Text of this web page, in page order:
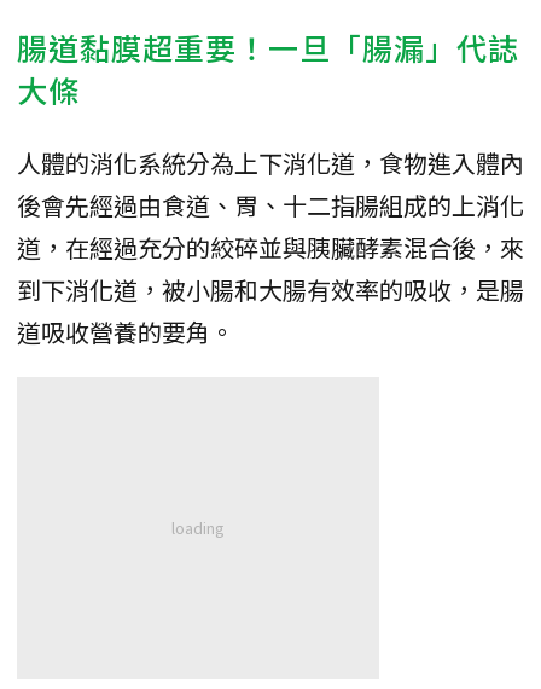
腸道黏膜超重要！一旦「腸漏」代誌
大條
人體的消化系統分為上下消化道，食物進入體內
後會先經過由食道、胃、十二指腸組成的上消化
道，在經過充分的絞碎並與胰臟酵素混合後，來
到下消化道，被小腸和大腸有效率的吸收，是腸
道吸收營養的要角。